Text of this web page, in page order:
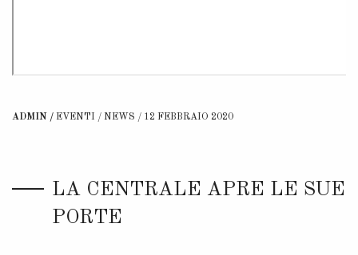
ADMIN EVENTI / NEWS 12 FEBBRAIO 2020
LA CENTRALE APRE LE SUE
PORTE